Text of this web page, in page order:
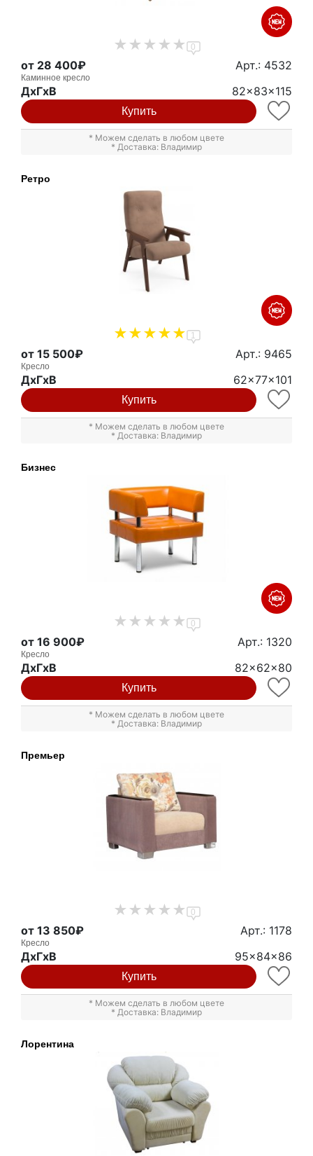
0
от 28 400₽ Арт.: 4532
Каминное кресло
ДxГxВ 82x83x115
Купить
* Можем сделать в любом цвете
* Доставка: Владимир
Ретро
1
от 15 500₽ Арт.: 9465
Кресло
ДxГxВ 62x77x101
Купить
* Можем сделать в любом цвете
* Доставка: Владимир
Бизнес
0
от 16 900₽ Арт.: 1320
Кресло
ДxГxВ 82x62x80
Купить
* Можем сделать в любом цвете
* Доставка: Владимир
Премьер
0
от 13 850₽ Арт.: 1178
Кресло
ДxГxВ 95x84x86
Купить
* Можем сделать в любом цвете
* Доставка: Владимир
Лорентина